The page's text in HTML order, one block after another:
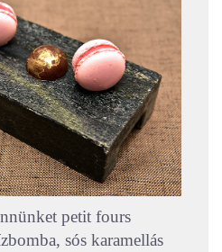
petit fours
sós karamellás